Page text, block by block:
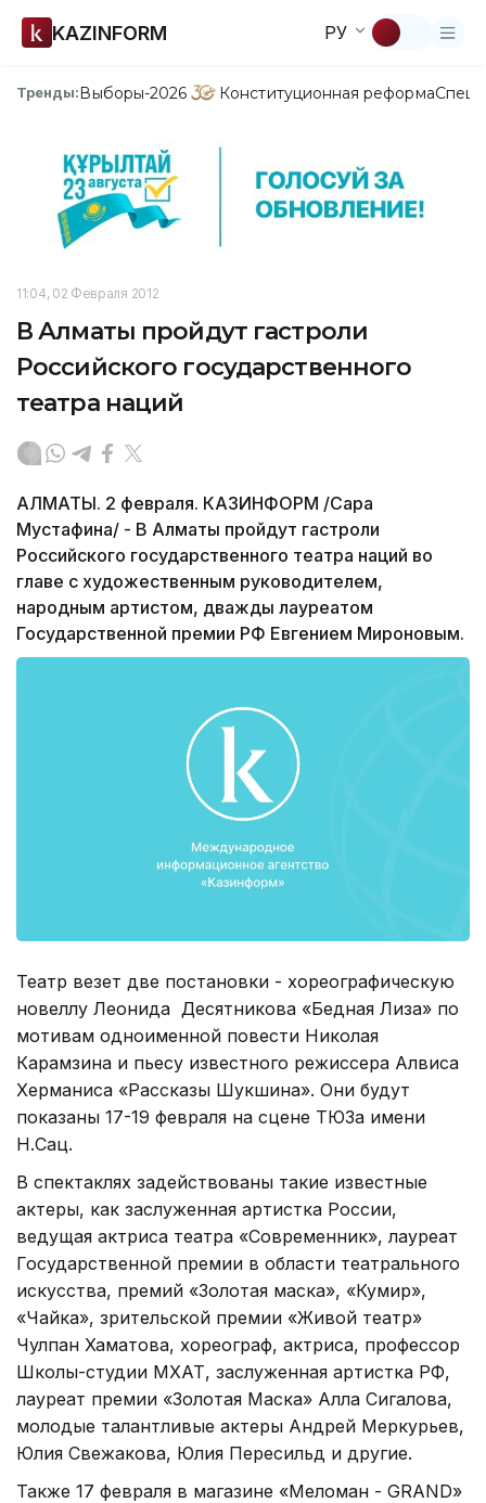
KAZINFORM РУ
Тренды:Выборы-2026 Конституционная реформа
11:04, 02 Февраля 2012
В Алматы пройдут гастроли
Российского государственного
театра наций
АЛМАТЫ. 2 февраля. КАЗИНФОРМ /Сара
Мустафина/ - В Алматы пройдут гастроли
Российского государственного театра наций во
главе с художественным руководителем,
народным артистом, дважды лауреатом
Государственной премии РФ Евгением Мироновым.
Театр везет две постановки - хореографическую
новеллу Леонида Десятникова «Бедная Лиза» по
мотивам одноименной повести Николая
Карамзина и пьесу известного режиссера Алвиса
Херманиса «Рассказы Шукшина». Они будут
показаны 17-19 февраля на сцене ТЮЗа имени
Н.Сац.
В спектаклях задействованы такие известные
актеры, как заслуженная артистка России,
ведущая актриса театра «Современник», лауреат
Государственной премии в области театрального
искусства, премий «Золотая маска», «Кумир»,
«Чайка», зрительской премии «Живой театр»
Чулпан Хаматова, хореограф, актриса, профессор
Школы-студии МХАТ, заслуженная артистка РФ,
лауреат премии «Золотая Маска» Алла Сигалова,
молодые талантливые актеры Андрей Меркурьев,
Юлия Свежакова, Юлия Пересильд и другие.
Также 17 февраля в магазине «Меломан - GRAND»